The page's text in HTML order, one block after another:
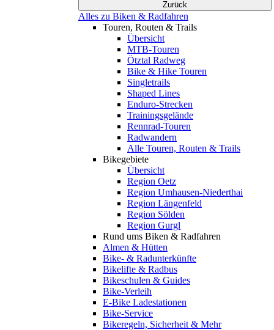
Zurück
Alles zu Biken & Radfahren
Touren, Routen & Trails
Übersicht
MTB-Touren
Ötztal Radweg
Bike & Hike Touren
Singletrails
Shaped Lines
Enduro-Strecken
Trainingsgelände
Rennrad-Touren
Radwandern
Alle Touren, Routen & Trails
Bikegebiete
Übersicht
Region Oetz
Region Umhausen-Niederthai
Region Längenfeld
Region Sölden
Region Gurgl
Rund ums Biken & Radfahren
Almen & Hütten
Bike- & Radunterkünfte
Bikelifte & Radbus
Bikeschulen & Guides
Bike-Verleih
E-Bike Ladestationen
Bike-Service
Bikeregeln, Sicherheit & Mehr